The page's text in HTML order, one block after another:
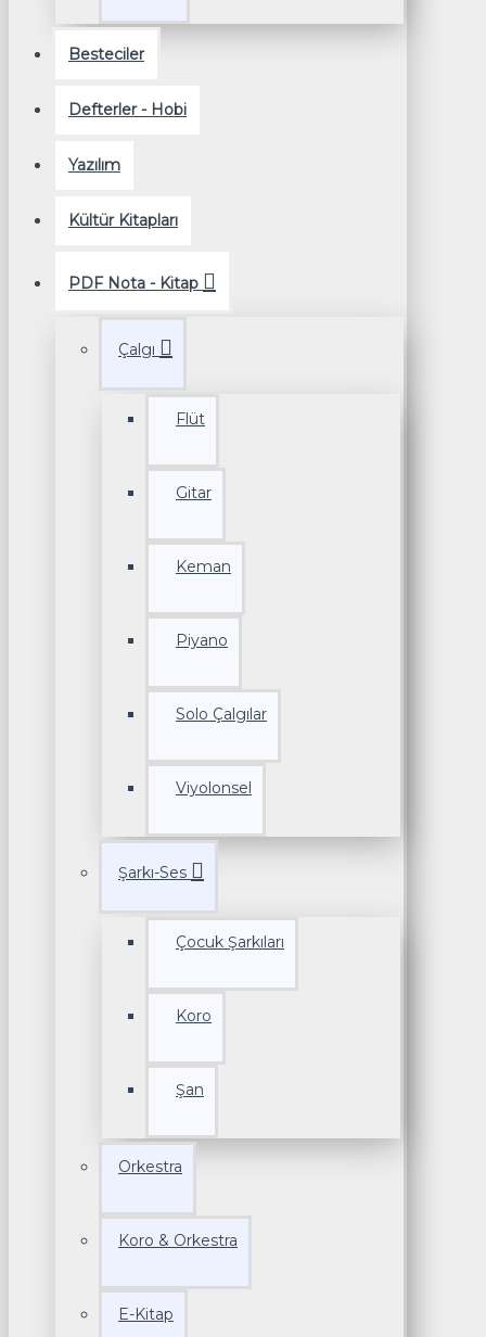
Besteciler
Defterler - Hobi
Yazılım
Kültür Kitapları
PDF Nota - Kitap
Çalgı
Flüt
Gitar
Keman
Piyano
Solo Çalgılar
Viyolonsel
Şarkı-Ses
Çocuk Şarkıları
Koro
Şan
Orkestra
Koro & Orkestra
E-Kitap